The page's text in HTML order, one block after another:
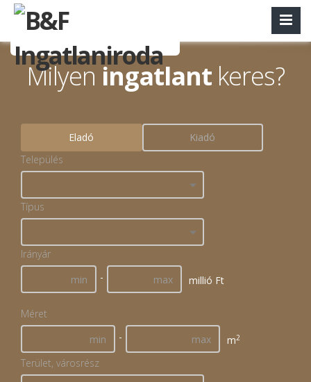
Milyeningatlant keres?
Eladó
Kiadó
Település
Típus
Irányár
-
millió Ft
Méret
-
m2
Terület, városrész